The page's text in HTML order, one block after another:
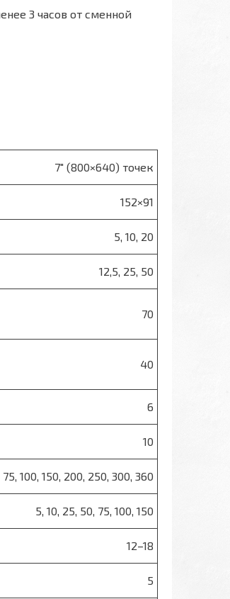
3 часов от сменной
7″ (800×640) точек
152×91
5, 10, 20
12,5, 25, 50
70
40
6
10
75, 100, 150, 200, 250, 300, 360
5, 10, 25, 50, 75, 100, 150
12–18
5